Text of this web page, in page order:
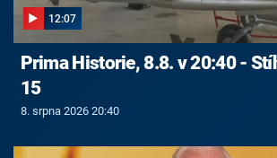
12:07
Prima Historie, 8.8. v 20:40 -
15
8. srpna 2026 20:40